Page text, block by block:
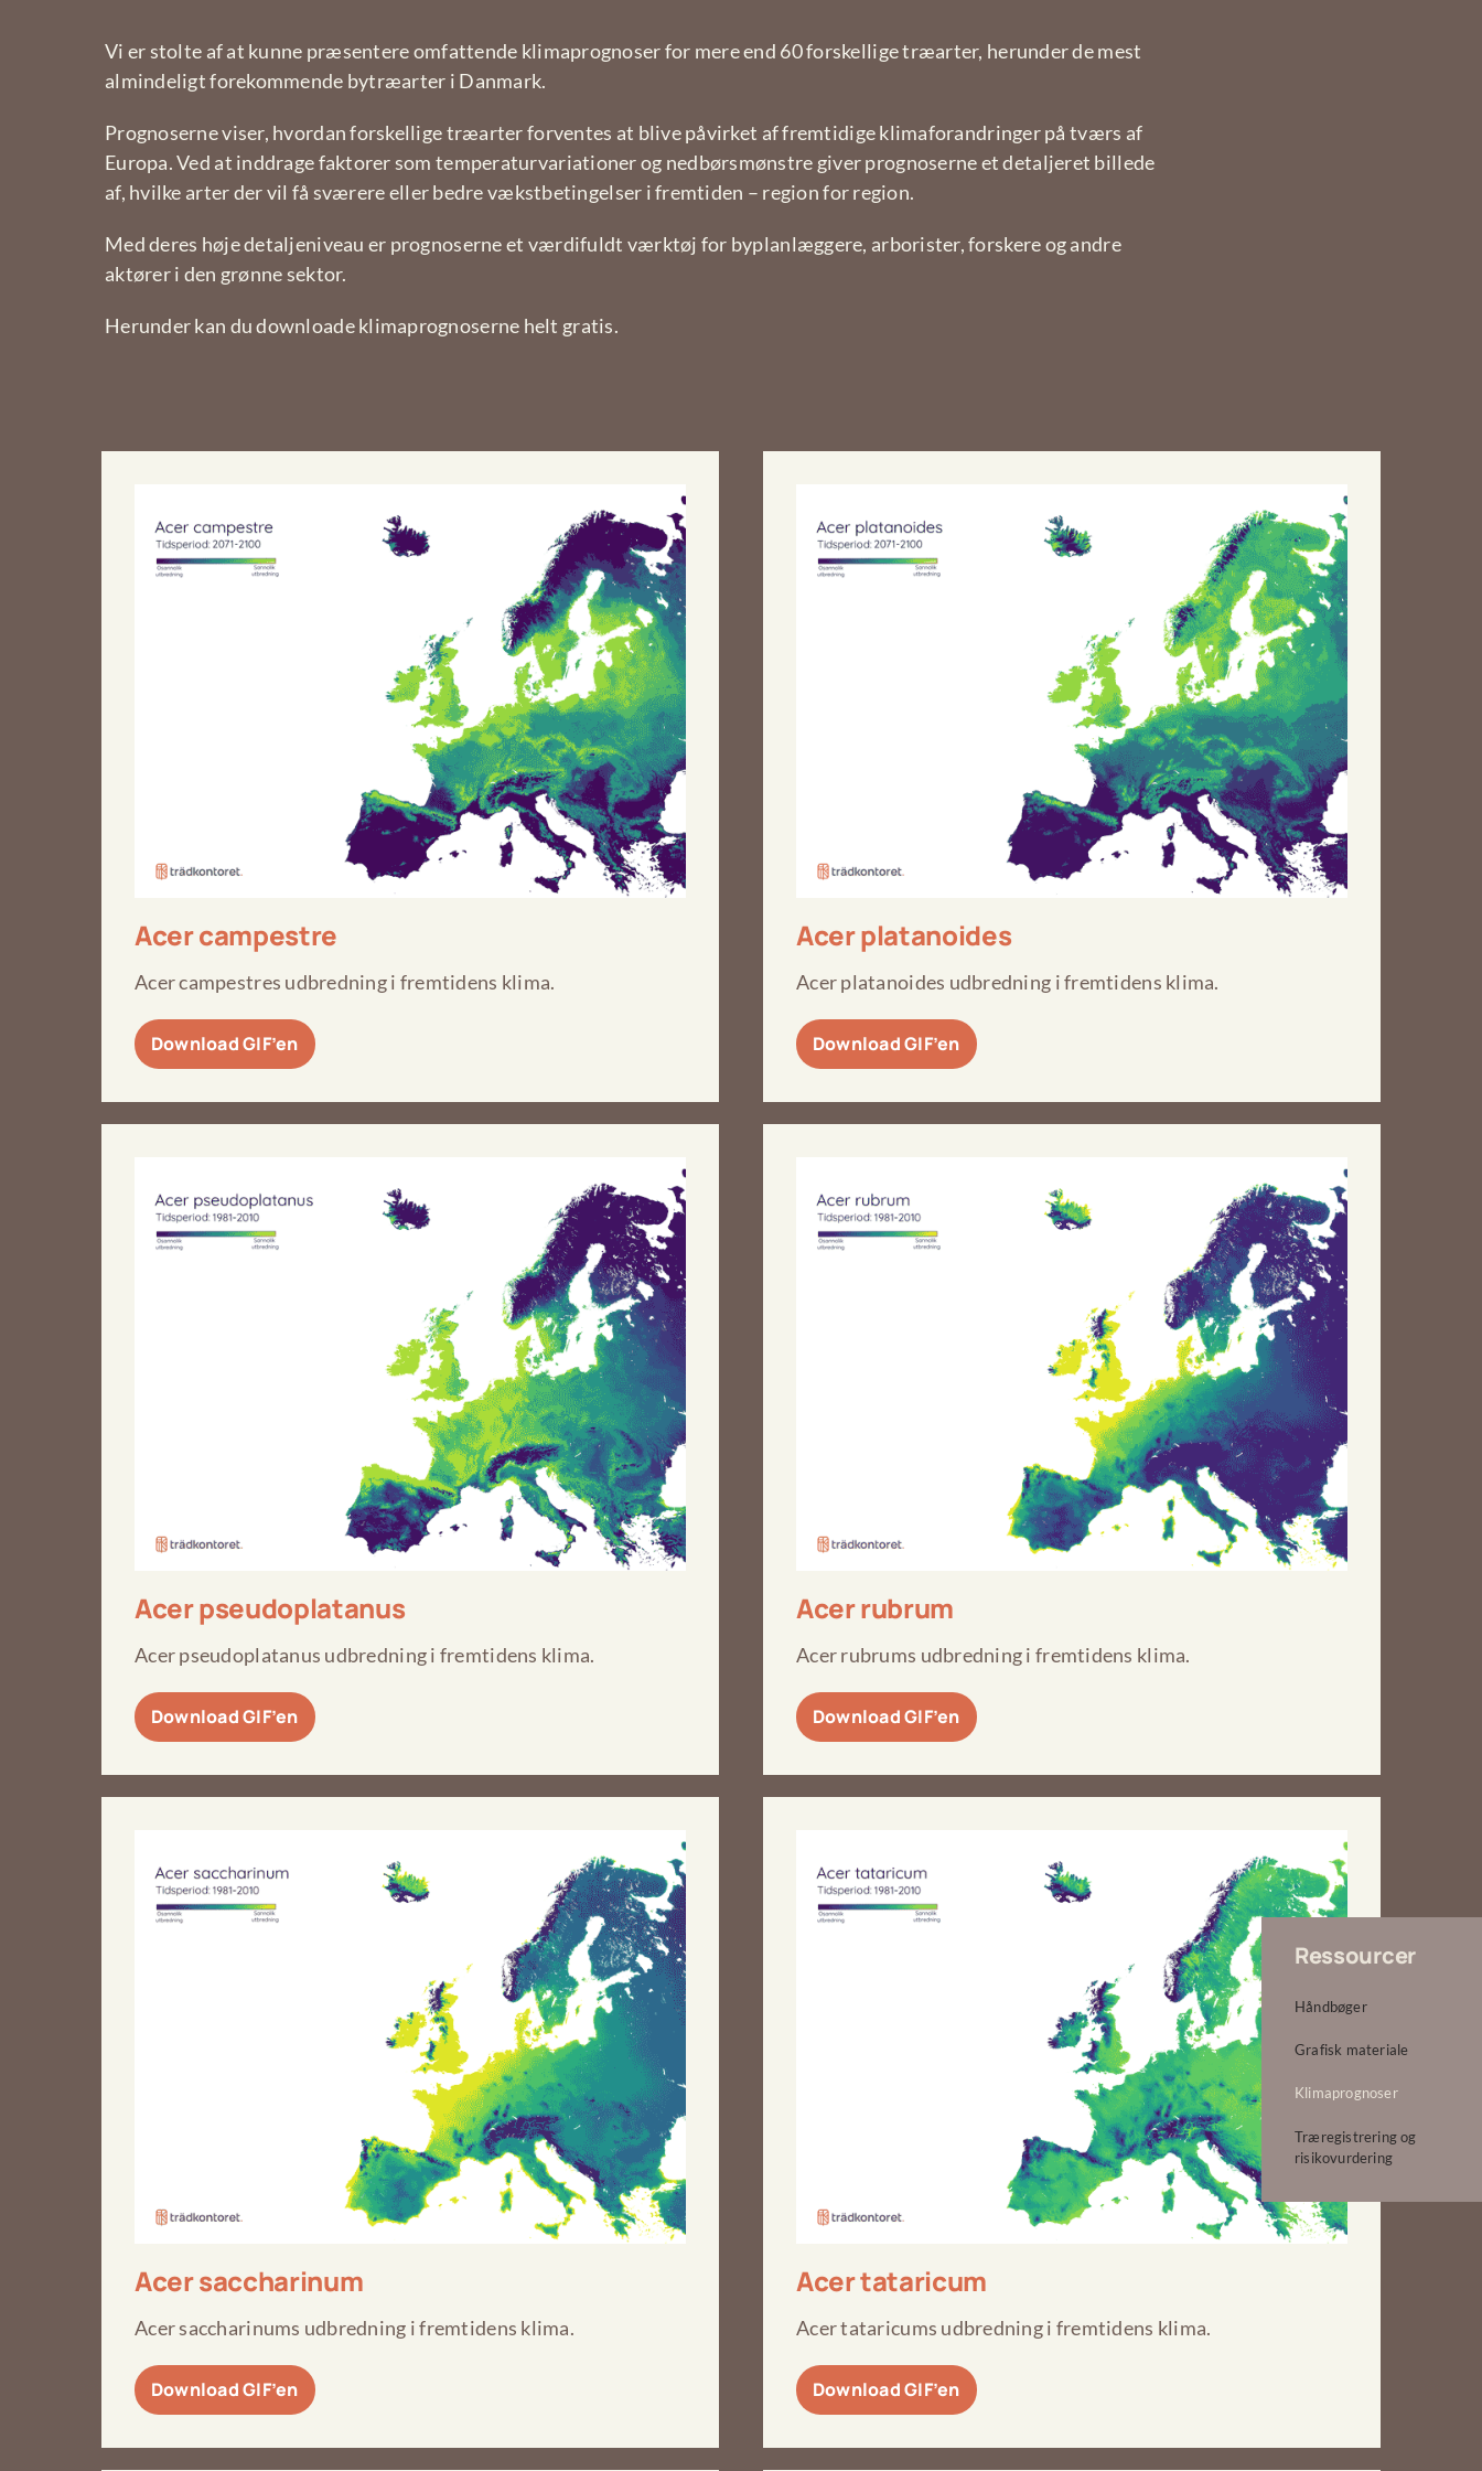
Vi er stolte af at kunne præsentere omfattende klimaprognoser for mere end 60 forskellige træarter, herunder de mest
almindeligt forekommende bytræarter i Danmark.
Prognoserne viser, hvordan forskellige træarter forventes at blive påvirket af fremtidige klimaforandringer på tværs af
Europa. Ved at inddrage faktorer som temperaturvariationer og nedbørsmønstre giver prognoserne et detaljeret billede
af, hvilke arter der vil få sværere eller bedre vækstbetingelser i fremtiden – region for region.
Med deres høje detaljeniveau er prognoserne et værdifuldt værktøj for byplanlæggere, arborister, forskere og andre
aktører i den grønne sektor.
Herunder kan du downloade klimaprognoserne helt gratis.
Acer campestre
Acer campestres udbredning i fremtidens klima.
Download GIF’en
Acer platanoides
Acer platanoides udbredning i fremtidens klima.
Download GIF’en
Acer pseudoplatanus
Acer pseudoplatanus udbredning i fremtidens klima.
Download GIF’en
Acer rubrum
Acer rubrums udbredning i fremtidens klima.
Download GIF’en
Acer saccharinum
Acer saccharinums udbredning i fremtidens klima.
Download GIF’en
Acer tataricum
Acer tataricums udbredning i fremtidens klima.
Download GIF’en
Ressourcer
Håndbøger
Grafisk materiale
Klimaprognoser
Træregistrering og
risikovurdering